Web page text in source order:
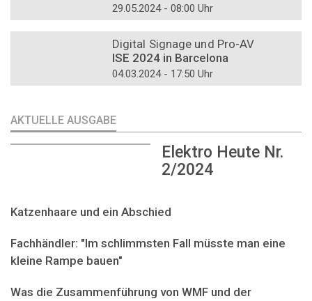
29.05.2024 - 08:00 Uhr
Digital Signage und Pro-AV
ISE 2024 in Barcelona
04.03.2024 - 17:50 Uhr
AKTUELLE AUSGABE
Elektro Heute Nr.
2/2024
Katzenhaare und ein Abschied
Fachhändler: "Im schlimmsten Fall müsste man eine
kleine Rampe bauen"
Was die Zusammenführung von WMF und der